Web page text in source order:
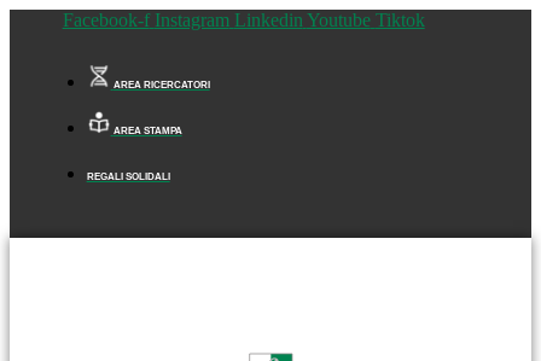
Facebook-f Instagram Linkedin Youtube Tiktok
AREA RICERCATORI
AREA STAMPA
REGALI SOLIDALI